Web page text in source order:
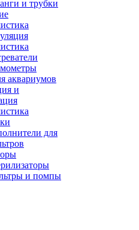
и трубки
аквариумов
и
для
и помпы